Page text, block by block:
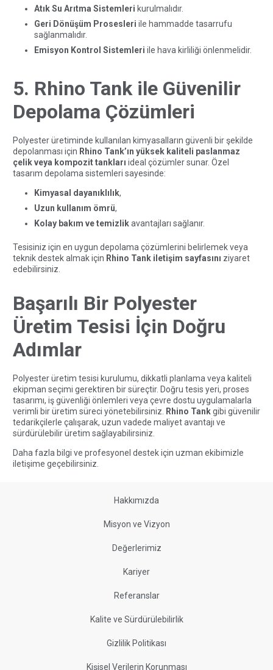
Atık Su Arıtma Sistemleri kurulmalıdır.
Geri Dönüşüm Prosesleri ile hammadde tasarrufu
sağlanmalıdır.
Emisyon Kontrol Sistemleri ile hava kirliliği önlenmelidir.
5. Rhino Tank ile Güvenilir
Depolama Çözümleri
Polyester üretiminde kullanılan kimyasalların güvenli bir şekilde
depolanması için Rhino Tank’ın yüksek kaliteli paslanmaz
çelik veya kompozit tankları ideal çözümler sunar. Özel
tasarım depolama sistemleri sayesinde:
Kimyasal dayanıklılık,
Uzun kullanım ömrü,
Kolay bakım ve temizlikavantajları sağlanır.
Tesisiniz için en uygun depolama çözümlerini belirlemek veya
teknik destek almak için Rhino Tank iletişim sayfasını ziyaret
edebilirsiniz.
Başarılı Bir Polyester
Üretim Tesisi İçin Doğru
Adımlar
Polyester üretim tesisi kurulumu, dikkatli planlama veya kaliteli
ekipman seçimi gerektiren bir süreçtir. Doğru tesis yeri, proses
tasarımı, iş güvenliği önlemleri veya çevre dostu uygulamalarla
verimli bir üretim süreci yönetebilirsiniz.
Rhino Tankgibi güvenilir
tedarikçilerle çalışarak, uzun vadede maliyet avantajı ve
sürdürülebilir üretim sağlayabilirsiniz.
Daha fazla bilgi ve profesyonel destek için uzman ekibimizle
iletişime geçebilirsiniz.
Hakkımızda
Misyon ve Vizyon
Değerlerimiz
Kariyer
Referanslar
Kalite ve Sürdürülebilirlik
Gizlilik Politikası
Kişisel Verilerin Korunması